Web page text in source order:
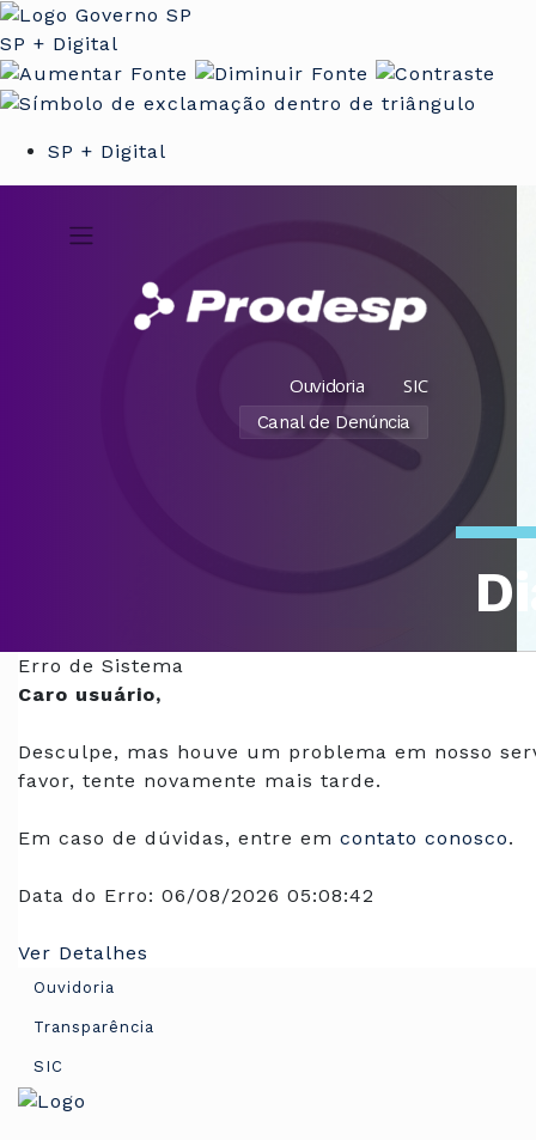
SP + Digital
SP + Digital
Ouvidoria SIC
Canal de Denúncia
Erro de Sistema
Caro usuário,
Desculpe, mas houve um problema em nosso
favor, tente novamente mais tarde.
Em caso de dúvidas, entre em contato conosco.
Data do Erro: 06/08/2026 05:08:42
Ver Detalhes
Ouvidoria
Transparência
SIC